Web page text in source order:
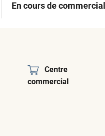
En cours de
Centre
commercial